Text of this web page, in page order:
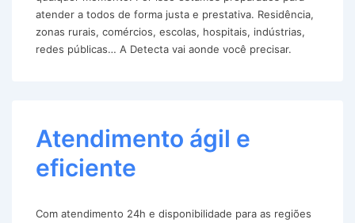
atender a todos de forma justa e prestativa. Residência,
zonas rurais, comércios, escolas, hospitais, indústrias,
redes públicas… A Detecta vai aonde você precisar.
Atendimento ágil e
eficiente
Com atendimento 24h e disponibilidade para as regiões